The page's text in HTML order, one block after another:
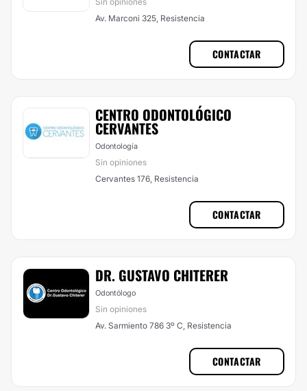
Av. Marconi 325, Resistencia
CONTACTAR
CENTRO ODONTOLÓGICO
CERVANTES
Odontología
Sin opiniones
Cervantes 176, Resistencia
CONTACTAR
DR. GUSTAVO CHITERER
Odontólogo
Sin opiniones
Av. Sarmiento 786 3º C, Resistencia
CONTACTAR